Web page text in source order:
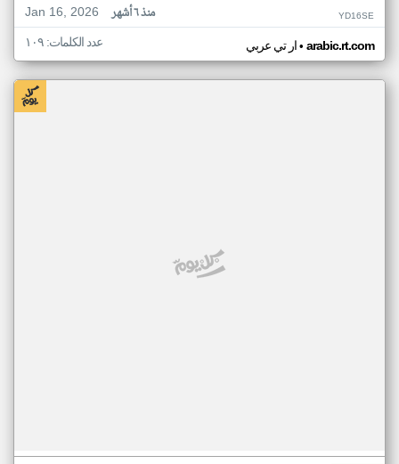
Jan 16, 2026
منذ ٦ أشهر YD16SE
ار تي عربي• arabic.rt.com عدد الكلمات: ١٠٩